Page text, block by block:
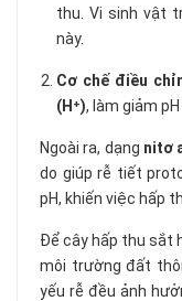
thu. Vi sinh vật
này.
Cơ chế điều
(H⁺), làm giảm
Ngoài ra, dạng nitơ
do giúp rễ tiết
pH, khiến việc hấp
Để cây hấp thu sắt
môi trường đất
yếu rễ đều ảnh